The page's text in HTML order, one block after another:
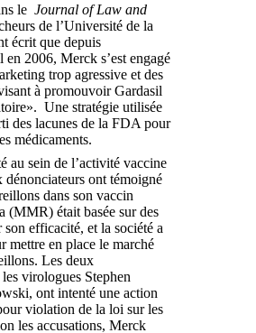
le Journal of Law and
de l’Université de la
écrit que depuis
en 2006, Merck s’est engagé
trop agressive et des
à promouvoir Gardasil
Une stratégie utilisée
des lacunes de la FDA pour
médicaments.
au sein de l’activité vaccine
dénonciateurs ont témoigné
dans son vaccin
(MMR) était basée sur des
son efficacité, et la société a
mettre en place le marché
Les deux
virologues Stephen
ont intenté une action
violation de la loi sur les
les accusations, Merck